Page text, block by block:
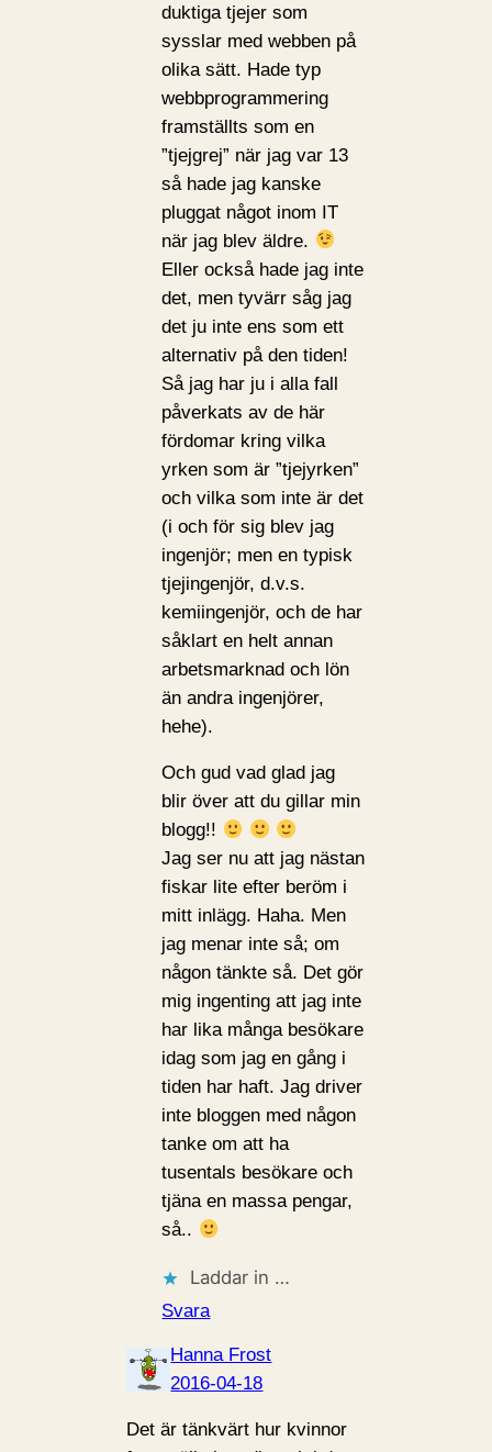
duktiga tjejer som
sysslar med webben på
olika sätt. Hade typ
webbprogrammering
framställts som en
”tjejgrej” när jag var 13
så hade jag kanske
pluggat något inom IT
när jag blev äldre.
Eller också hade jag inte
det, men tyvärr såg jag
det ju inte ens som ett
alternativ på den tiden!
Så jag har ju i alla fall
påverkats av de här
fördomar kring vilka
yrken som är ”tjejyrken”
och vilka som inte är det
(i och för sig blev jag
ingenjör; men en typisk
tjejingenjör, d.v.s.
kemiingenjör, och de har
såklart en helt annan
arbetsmarknad och lön
än andra ingenjörer,
hehe).
Och gud vad glad jag
blir över att du gillar min
blogg!!
Jag ser nu att jag nästan
fiskar lite efter beröm i
mitt inlägg. Haha. Men
jag menar inte så; om
någon tänkte så. Det gör
mig ingenting att jag inte
har lika många besökare
idag som jag en gång i
tiden har haft. Jag driver
inte bloggen med någon
tanke om att ha
tusentals besökare och
tjäna en massa pengar,
så..
Laddar in …
Svara
Hanna Frost
2016-04-18
Det är tänkvärt hur kvinnor